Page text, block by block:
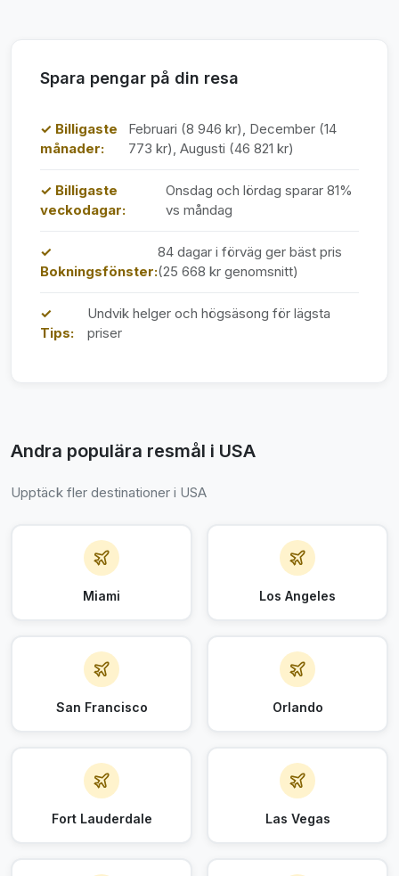
Spara pengar på din resa
✓ Billigaste
månader:
Februari (8 946 kr), December (14
773 kr), Augusti (46 821 kr)
✓ Billigaste
veckodagar:
Onsdag och lördag sparar 81%
vs måndag
✓
Bokningsfönster:
84 dagar i förväg ger bäst pris
(25 668 kr genomsnitt)
✓
Tips:
Undvik helger och högsäsong för lägsta
priser
Andra populära resmål i USA
Upptäck fler destinationer i USA
Miami Los Angeles
San Francisco Orlando
Fort Lauderdale Las Vegas